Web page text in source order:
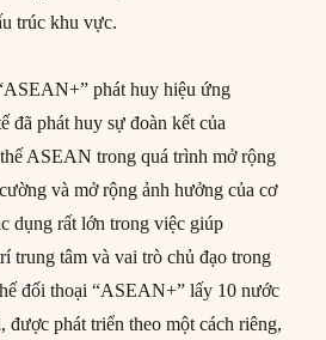
trúc khu vực.
phát huy hiệu ứng
đã phát huy sự đoàn kết của
ASEAN trong quá trình mở rộng
và mở rộng ảnh hưởng của cơ
dụng rất lớn trong việc giúp
tâm và vai trò chủ đạo trong
đối thoại “ASEAN+” lấy 10 nước
phát triển theo một cách riêng,